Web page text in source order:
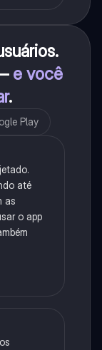
e você
.
Play
até
as
o app